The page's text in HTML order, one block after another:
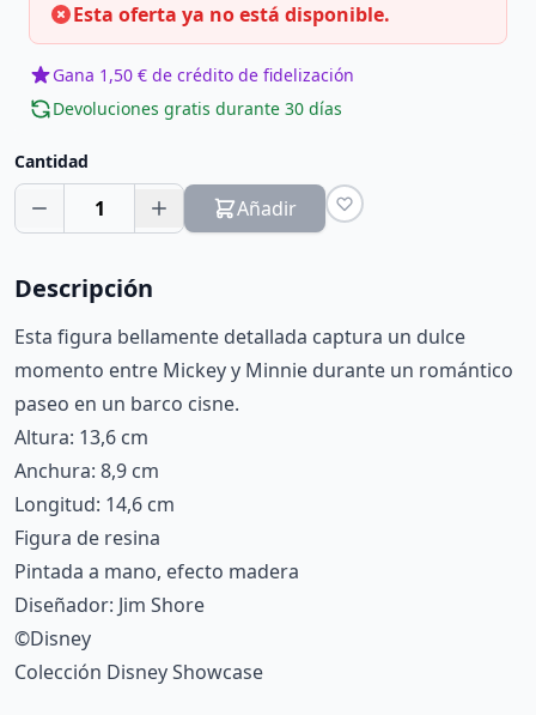
Esta oferta ya no está disponible.
Gana 1,50 € de crédito de fidelización
Devoluciones gratis durante 30 días
Cantidad
1 Añadir
Descripción
Esta figura bellamente detallada captura un dulce
momento entre Mickey y Minnie durante un romántico
paseo en un barco cisne.
Altura: 13,6 cm
Anchura: 8,9 cm
Longitud: 14,6 cm
Figura de resina
Pintada a mano, efecto madera
Diseñador: Jim Shore
©Disney
Colección Disney Showcase